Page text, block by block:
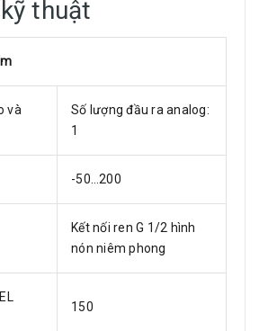
thuật
và
Số lượng đầu ra analog:
1
-50…200
Kết nối ren G 1/2 hình
nón niêm phong
150